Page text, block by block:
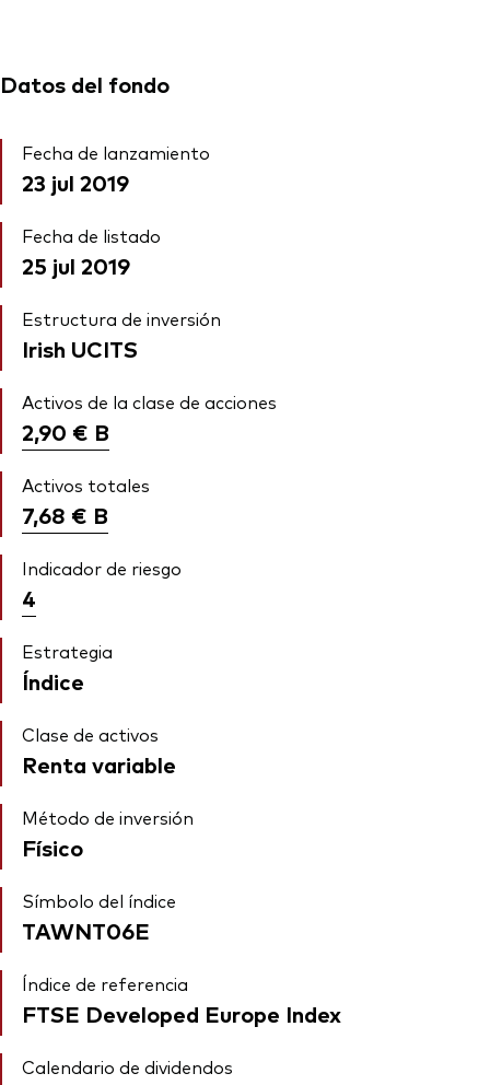
Datos del fondo
Fecha de lanzamiento
23 jul 2019
Fecha de listado
25 jul 2019
Estructura de inversión
Irish UCITS
Activos de la clase de acciones
2,90 € B
Activos totales
7,68 € B
Indicador de riesgo
4
Estrategia
Índice
Clase de activos
Renta variable
Método de inversión
Físico
Símbolo del índice
TAWNT06E
Índice de referencia
FTSE Developed Europe Index
Calendario de dividendos